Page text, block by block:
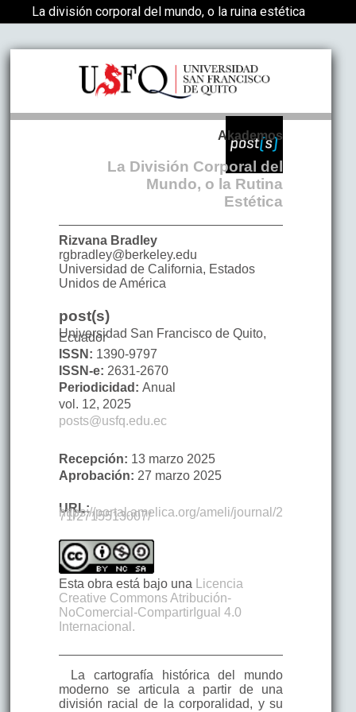
Volver a los detalles del artículo
La división corporal del mundo, o la ruina estética